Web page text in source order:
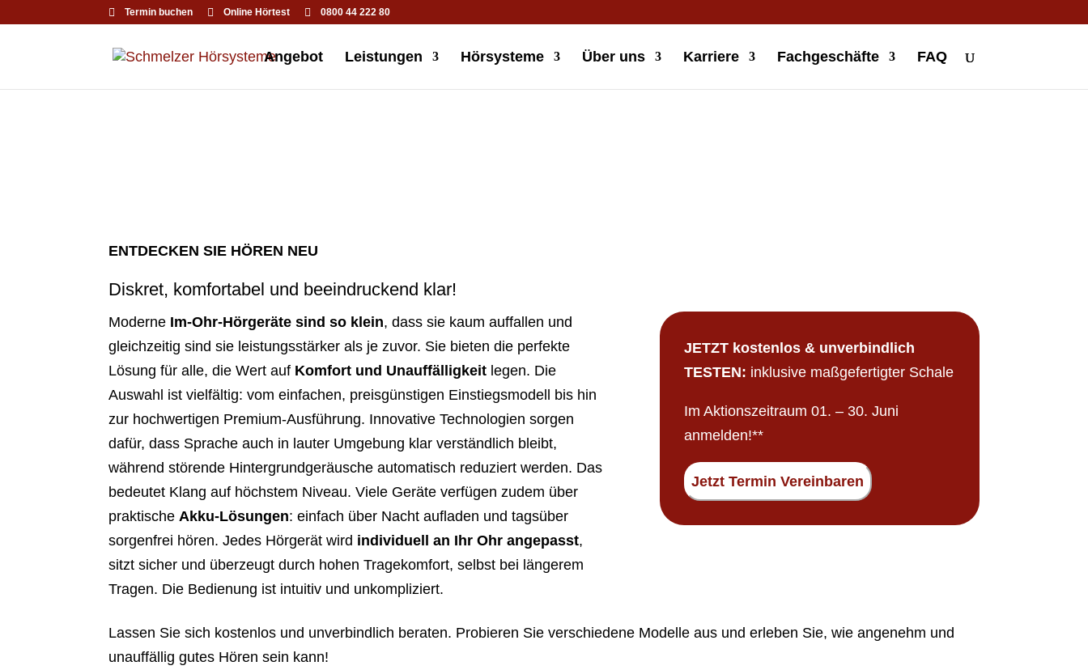
Termin buchen Online Hörtest 0800 44 222 80
Angebot Leistungen Hörsysteme Über uns Karriere Fachgeschäfte FAQ
ENTDECKEN SIE HÖREN NEU
Diskret, komfortabel und beeindruckend klar!
Moderne Im-Ohr-Hörgeräte sind so klein, dass sie kaum auffallen und
gleichzeitig sind sie leistungsstärker als je zuvor. Sie bieten die perfekte
Lösung für alle, die Wert auf Komfort und Unauffälligkeit legen. Die
Auswahl ist vielfältig: vom einfachen, preisgünstigen Einstiegsmodell bis hin
zur hochwertigen Premium-Ausführung. Innovative Technologien sorgen
dafür, dass Sprache auch in lauter Umgebung klar verständlich bleibt,
während störende Hintergrundgeräusche automatisch reduziert werden. Das
bedeutet Klang auf höchstem Niveau. Viele Geräte verfügen zudem über
praktischeAkku-Lösungen: einfach über Nacht aufladen und tagsüber
sorgenfrei hören. Jedes Hörgerät wird individuell an Ihr Ohr angepasst,
sitzt sicher und überzeugt durch hohen Tragekomfort, selbst bei längerem
Tragen. Die Bedienung ist intuitiv und unkompliziert.
JETZT kostenlos & unverbindlich
TESTEN: inklusive maßgefertigter Schale
Im Aktionszeitraum 01. – 30. Juni
anmelden!**
Jetzt Termin Vereinbaren
Lassen Sie sich kostenlos und unverbindlich beraten. Probieren Sie verschiedene Modelle aus und erleben Sie, wie angenehm und
unauffällig gutes Hören sein kann!